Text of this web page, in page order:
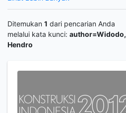
Ditemukan 1 dari pencarian Anda
melalui kata kunci: author=Widodo,
Hendro